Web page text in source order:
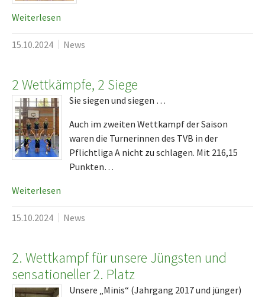
Weiterlesen
15.10.2024 News
2 Wettkämpfe, 2 Siege
Sie siegen und siegen …
Auch im zweiten Wettkampf der Saison
waren die Turnerinnen des TVB in der
Pflichtliga A nicht zu schlagen. Mit 216,15
Punkten…
Weiterlesen
15.10.2024 News
2. Wettkampf für unsere Jüngsten und
sensationeller 2. Platz
Unsere „Minis“ (Jahrgang 2017 und jünger)